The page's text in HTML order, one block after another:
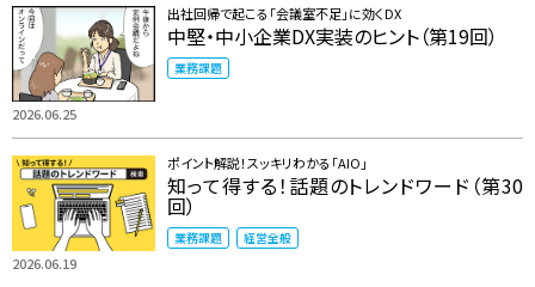
2026.06.25
出社回帰で起こる「会議室不足」に効くDX
中堅・中小企業DX実装のヒント（第19回）
業務課題
2026.06.19
ポイント解説！スッキリわかる「AIO」
知って得する！話題のトレンドワード（第30
回）
業務課題 経営全般